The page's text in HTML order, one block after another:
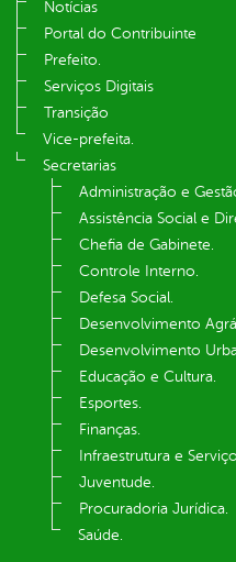
Notícias
Portal do Contribuinte
Prefeito.
Serviços Digitais
Transição
Vice-prefeita.
Secretarias
Administração e
Assistência Social e
Chefia de Gabinete.
Controle Interno.
Defesa Social.
Desenvolvimento
Desenvolvimento
Educação e Cultura.
Esportes.
Finanças.
Infraestrutura e
Juventude.
Procuradoria Jurídica.
Saúde.